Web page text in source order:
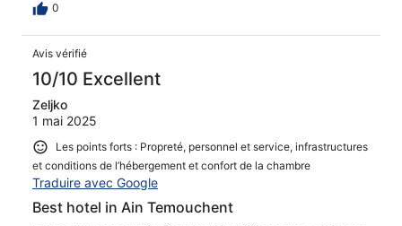
0
Avis vérifié
10/10 Excellent
Zeljko
1 mai 2025
Les points forts : Propreté, personnel et service, infrastructures
et conditions de l’hébergement et confort de la chambre
Traduire avec Google
Best hotel in Ain Temouchent